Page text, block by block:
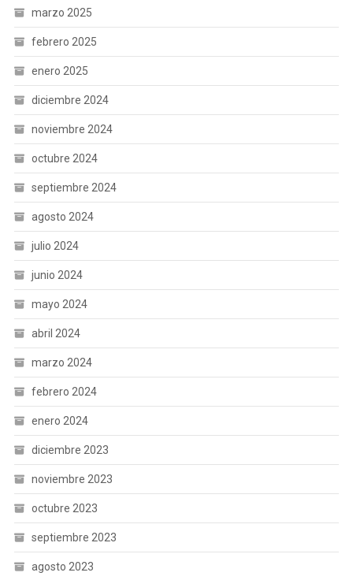
marzo 2025
febrero 2025
enero 2025
diciembre 2024
noviembre 2024
octubre 2024
septiembre 2024
agosto 2024
julio 2024
junio 2024
mayo 2024
abril 2024
marzo 2024
febrero 2024
enero 2024
diciembre 2023
noviembre 2023
octubre 2023
septiembre 2023
agosto 2023